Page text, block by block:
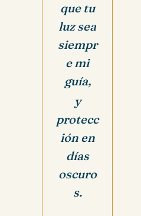
que tu
luz sea
siempr
e mi
guía,
y
protecc
ión en
días
oscuro
s.